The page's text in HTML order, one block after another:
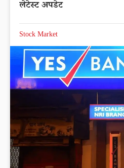
लेटेस्ट अपडेट
Stock Market